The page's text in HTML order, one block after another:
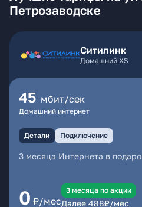
Петрозаводске
Ситилинк
Домашний XS
45 мбит/сек
Домашний интернет
Детали Подключение
3 месяца Интернета в
0 ₽/мес
3 месяцa по акции
Далее 488₽/мес